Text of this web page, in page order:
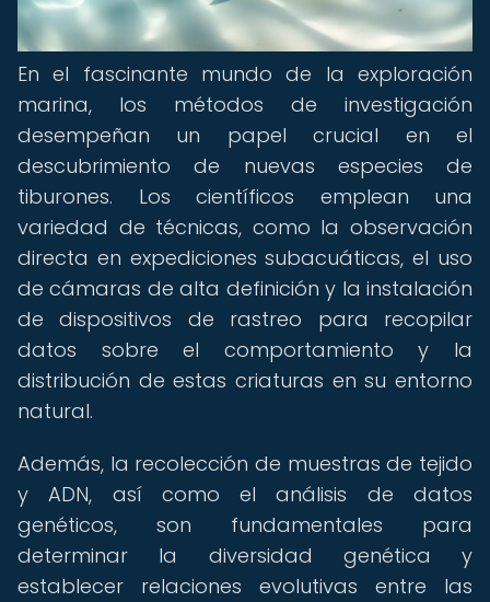
En el fascinante mundo de la exploración
marina, los métodos de investigación
desempeñan un papel crucial en el
descubrimiento de nuevas especies de
tiburones. Los científicos emplean una
variedad de técnicas, como la observación
directa en expediciones subacuáticas, el uso
de cámaras de alta definición y la instalación
de dispositivos de rastreo para recopilar
datos sobre el comportamiento y la
distribución de estas criaturas en su entorno
natural.
Además, la recolección de muestras de tejido
y ADN, así como el análisis de datos
genéticos, son fundamentales para
determinar la diversidad genética y
establecer relaciones evolutivas entre las